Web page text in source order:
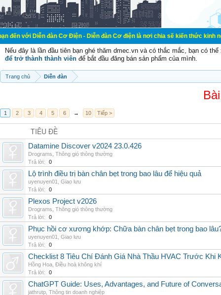
đàn Cơ Điện - Diễn đàn Cơ điện là nơi chia sẽ kiến thức kinh nghiệm
Nếu đây là lần đầu tiên bạn ghé thăm dmec.vn và có thắc mắc, bạn có
để trở thành thành viên để bắt đầu đăng bán sản phẩm của mình.
Trang chủ Diễn đàn
1 2 3 4 5 6 → 10 Tiếp >
TIÊU ĐỀ
Datamine Discover v2024 23.0.426
Drograms Thông gió thông thường
Trả lời:
0
Lộ trình điều trị bàn chân bẹt trong bao lâu để hiệu quả
uyenuyen01
Giao lưu
Trả lời:
0
Plexos Project v2026
Drograms Thông gió thông thường
Trả lời:
0
Phục hồi cơ xương khớp: Chữa bàn chân bẹt trong bao
uyenuyen01
Giao lưu
Trả lời:
0
Checklist 8 Tiêu Chí Đánh Giá Nhà Thầu HVAC Trước Khi
Hồng Hoa Điều hoà không khí
Trả lời:
0
ChatGPT Guide: Uses, Advantages, and Future of
jathrutp Thông tin doanh nghiệp